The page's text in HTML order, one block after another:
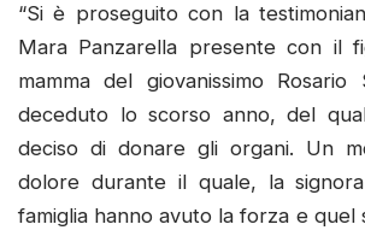
“Si è proseguito con la
Mara Panzarella presente con il
mamma del giovanissimo Rosario
deceduto lo scorso anno, del
deciso di donare gli organi. Un
dolore durante il quale, la
famiglia hanno avuto la forza e quel